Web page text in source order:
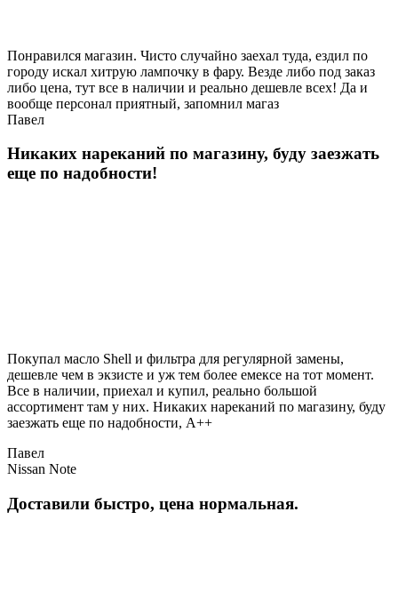
Понравился магазин. Чисто случайно заехал туда, ездил по
городу искал хитрую лампочку в фару. Везде либо под заказ
либо цена, тут все в наличии и реально дешевле всех! Да и
вообще персонал приятный, запомнил магаз
Павел
Никаких нареканий по магазину, буду заезжать
еще по надобности!
Покупал масло Shell и фильтра для регулярной замены,
дешевле чем в экзисте и уж тем более емексе на тот момент.
Все в наличии, приехал и купил, реально большой
ассортимент там у них. Никаких нареканий по магазину, буду
заезжать еще по надобности, A++
Павел
Nissan Note
Доставили быстро, цена нормальная.